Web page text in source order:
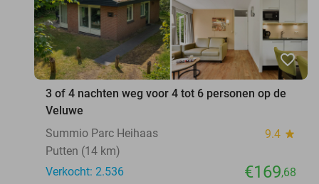
favorite_border
3 of 4 nachten weg voor 4 tot 6 personen op de
Veluwe
Summio Parc Heihaas
9.4 star
Putten (14 km)
Verkocht: 2.536
€169,68